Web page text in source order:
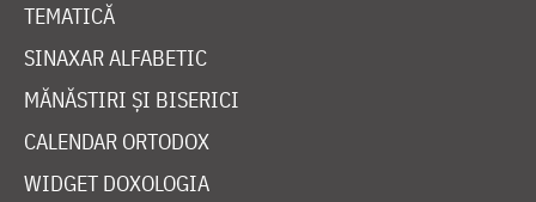
TEMATICĂ
SINAXAR ALFABETIC
MĂNĂSTIRI ȘI BISERICI
CALENDAR ORTODOX
WIDGET DOXOLOGIA